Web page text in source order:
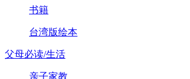
书籍
台湾版绘本
父母必读/生活
亲子家教